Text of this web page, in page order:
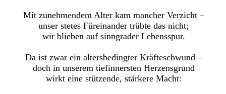
Mit zunehmendem Alter kam mancher Verzicht ‒
unser stetes Füreinander trübte das nicht;
wir blieben auf sinngrader Lebensspur.
Da ist zwar ein altersbedingter Kräfteschwund ‒
doch in unserem tiefinnersten Herzensgrund
wirkt eine stützende, stärkere Macht: